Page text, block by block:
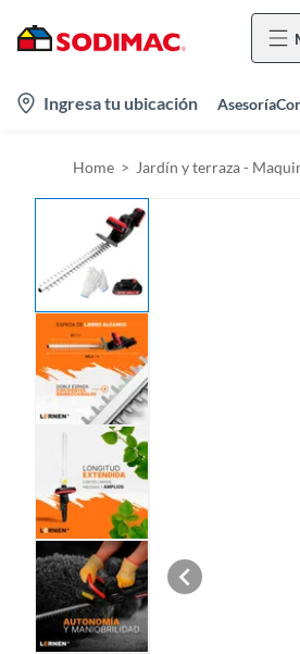
Ingresa tu ubicación Asesoría
Home Jardín y terraza -